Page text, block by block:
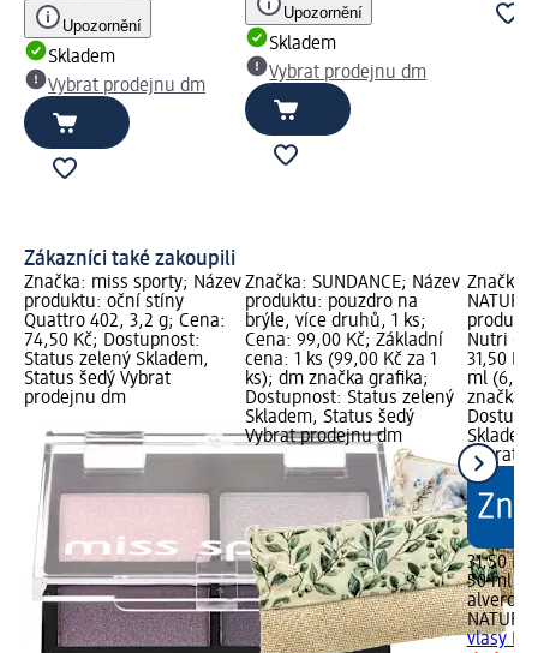
Upozornění
Skladem
Vybrat prodejnu dm
Upozornění
Skladem
Vybrat prodejnu dm
Zákazníci také zakoupili
Značka: miss sporty; Název
produktu: oční stíny
Quattro 402, 3,2 g; Cena:
74,50 Kč; Dostupnost:
Status zelený Skladem,
Status šedý Vybrat
prodejnu dm
Značka: SUNDANCE; Název
produktu: pouzdro na
brýle, více druhů, 1 ks;
Cena: 99,00 Kč; Základní
cena: 1 ks (99,00 Kč za 1
ks); dm značka grafika;
Dostupnost: Status zelený
Skladem, Status šedý
Vybrat prodejnu dm
Značka:
Nutri
31,50
ml (6,30
značka
Vybrat
31,50 Kč
50 ml
alverde
vlasy